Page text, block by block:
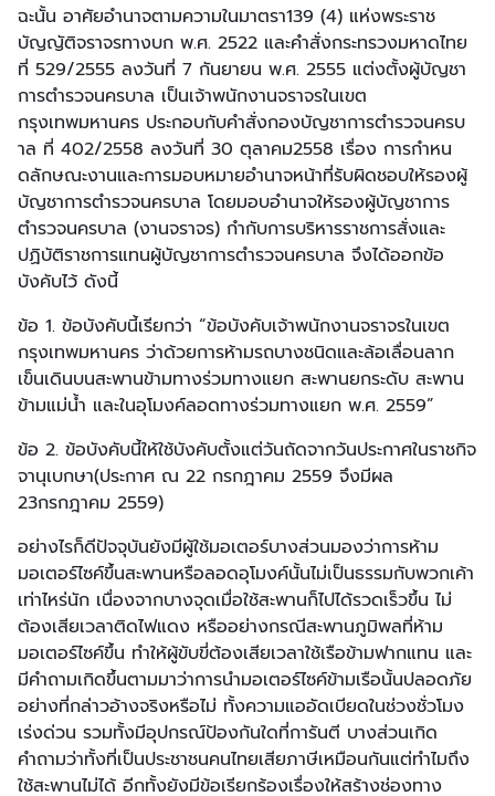
ฉะนั้น อาศัยอํานาจตามความในมาตรา139 (4) แห่งพระราช
บัญญัติจราจรทางบก พ.ศ. 2522 และคําสั่งกระทรวงมหาดไทย
ที่ 529/2555 ลงวันที่ 7 กันยายน พ.ศ. 2555 แต่งตั้งผู้บัญชา
การตํารวจนครบาล เป็นเจ้าพนักงานจราจรในเขต
กรุงเทพมหานคร ประกอบกับคําสั่งกองบัญชาการตํารวจนครบ
าล ที่ 402/2558 ลงวันที่ 30 ตุลาคม2558 เรื่อง การกําหน
ดลักษณะงานและการมอบหมายอํานาจหน้าที่รับผิดชอบให้รองผู้
บัญชาการตํารวจนครบาล โดยมอบอํานาจให้รองผู้บัญชาการ
ตํารวจนครบาล (งานจราจร) กํากับการบริหารราชการสั่งและ
ปฏิบัติราชการแทนผู้บัญชาการตํารวจนครบาล จึงได้ออกข้อ
บังคับไว้ ดังนี้
ข้อ 1. ข้อบังคับนี้เรียกว่า “ข้อบังคับเจ้าพนักงานจราจรในเขต
กรุงเทพมหานคร ว่าด้วยการห้ามรถบางชนิดและล้อเลื่อนลาก
เข็นเดินบนสะพานข้ามทางร่วมทางแยก สะพานยกระดับ สะพาน
ข้ามแม่น้ำ และในอุโมงค์ลอดทางร่วมทางแยก พ.ศ. 2559”
ข้อ 2. ข้อบังคับนี้ให้ใช้บังคับตั้งแต่วันถัดจากวันประกาศในราชกิจ
จานุเบกษา(ประกาศ ณ 22 กรกฎาคม 2559 จึงมีผล
23กรกฎาคม 2559)
อย่างไรก็ดีปัจจุบันยังมีผู้ใช้มอเตอร์บางส่วนมองว่าการห้าม
มอเตอร์ไซค์ขึ้นสะพานหรือลอดอุโมงค์นั้นไม่เป็นธรรมกับพวกเค้า
เท่าไหร่นัก เนื่องจากบางจุดเมื่อใช้สะพานก็ไปได้รวดเร็วขึ้น ไม่
ต้องเสียเวลาติดไฟแดง หรืออย่างกรณีสะพานภูมิพลที่ห้าม
มอเตอร์ไซค์ขึ้น ทำให้ผู้ขับขี่ต้องเสียเวลาใช้เรือข้ามฟากแทน และ
มีคำถามเกิดขึ้นตามมาว่าการนำมอเตอร์ไซค์ข้ามเรือนั้นปลอดภัย
อย่างที่กล่าวอ้างจริงหรือไม่ ทั้งความแออัดเบียดในช่วงชั่วโมง
เร่งด่วน รวมทั้งมีอุปกรณ์ป้องกันใดที่การันตี บางส่วนเกิด
คำถามว่าทั้งที่เป็นประชาชนคนไทยเสียภาษีเหมือนกันแต่ทำไมถึง
ใช้สะพานไม่ได้ อีกทั้งยังมีข้อเรียกร้องเรื่องให้สร้างช่องทาง